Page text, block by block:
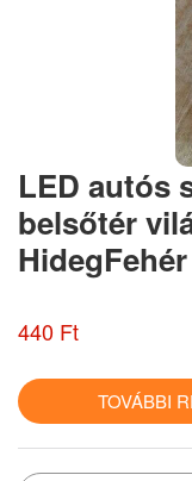
LED autós
belsőtér
440 Ft
TOVÁBBI